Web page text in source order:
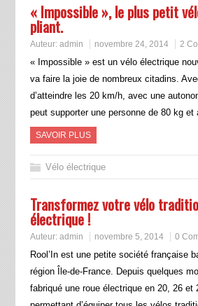
« Impossible », le plus petit
pliant.
Auteur: admin novembre 24, 2014 2
« Impossible » est un vélo électrique
va faire la joie de nombreux citadins.
d’atteindre les 20 km/h, avec une
peut supporter une personne de 80 kg
SAVOIR PLUS
Vélo électrique
Transformez votre vélo
électrique !
Auteur: admin novembre 5, 2014 0
Rool’In est une petite société française
région Île-de-France. Depuis quelques
fabriqué une roue électrique en 20, 26 et